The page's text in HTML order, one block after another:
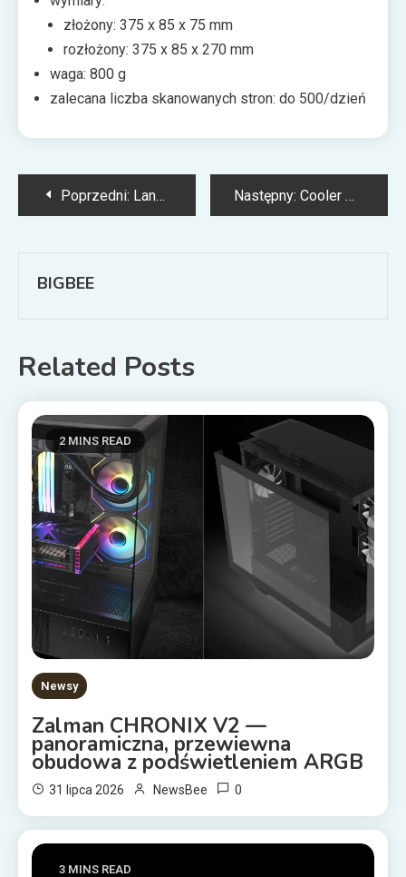
złożony: 375 x 85 x 75 mm
rozłożony: 375 x 85 x 270 mm
waga: 800 g
zalecana liczba skanowanych stron: do 500/dzień
Nawigacja
Poprzedni: Lanberg: inteligentne czujniki zalania, otwarcia oraz czadu Następny: Cooler Master: premiera MasterFrame 700 – obudowa typu Open-Air
BIGBEE
Related Posts
2 MINS READ
Newsy
Zalman CHRONIX V2 —
panoramiczna, przewiewna
obudowa z podświetleniem ARGB
31 lipca 2026 NewsBee 0
3 MINS READ